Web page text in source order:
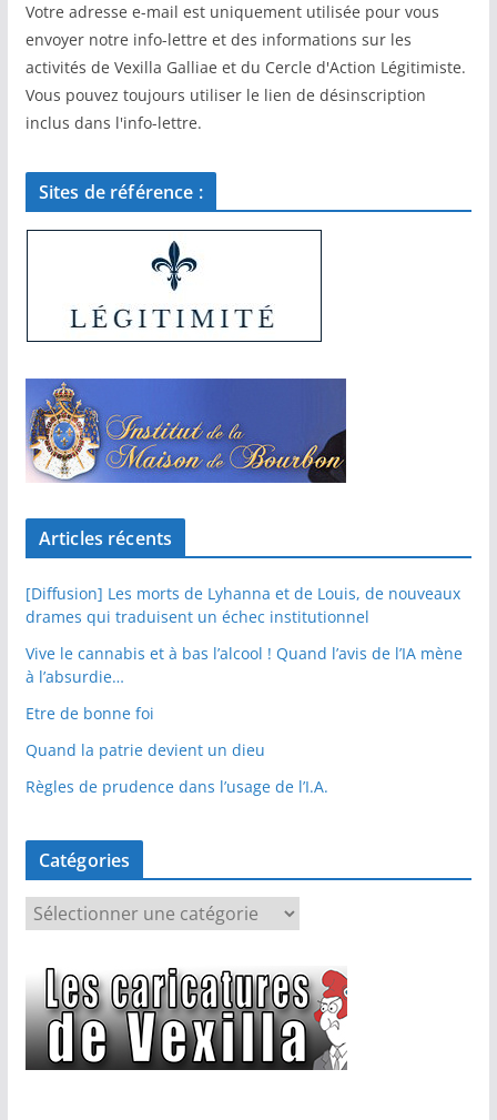
Votre adresse e-mail est uniquement utilisée pour vous
envoyer notre info-lettre et des informations sur les
activités de Vexilla Galliae et du Cercle d'Action Légitimiste.
Vous pouvez toujours utiliser le lien de désinscription
inclus dans l'info-lettre.
Sites de référence :
Articles récents
[Diffusion] Les morts de Lyhanna et de Louis, de nouveaux
drames qui traduisent un échec institutionnel
Vive le cannabis et à bas l’alcool ! Quand l’avis de l’IA mène
à l’absurdie…
Etre de bonne foi
Quand la patrie devient un dieu
Règles de prudence dans l’usage de l’I.A.
Catégories
a
é
g
o
r